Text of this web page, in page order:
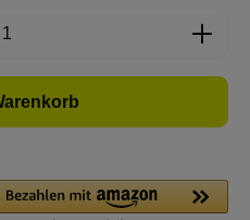
den gewünschten